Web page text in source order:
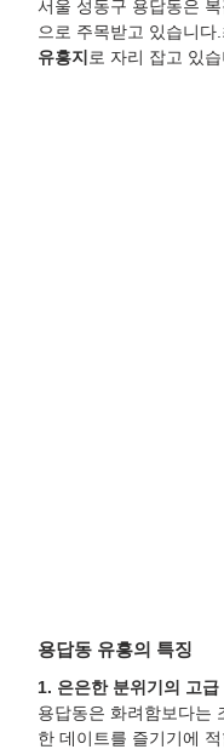
서울 성동구 용답동은
으로 주목받고 있습니
유흥지 로 자리 잡고 있습
용답동 유흥의 특징
1. 은은한 분위기의 고급
용답동은 화려함보다는
한 데이트를 즐기기에